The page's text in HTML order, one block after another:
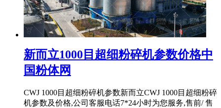
新而立1000目超细粉碎机参数价格中
国粉体网
CWJ 1000目超细粉碎机参数新而立CWJ 1000目超细粉碎
机参数及价格,公司客服电话7*24小时为您服务,售前/ 售